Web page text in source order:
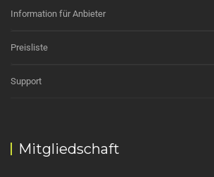
Information für Anbieter
Preisliste
Support
Mitgliedschaft